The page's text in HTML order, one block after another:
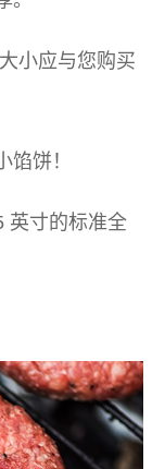
小应与您购买
饼！
英寸的标准全